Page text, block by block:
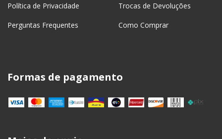
Política de Privacidade Trocas de Devoluções
Perguntas Frequentes Como Comprar
Formas de pagamento